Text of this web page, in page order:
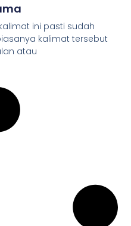
ini pasti sudah
kalimat tersebut
atau